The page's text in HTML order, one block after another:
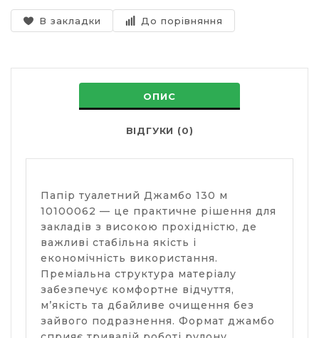
В закладки До порівняння
ОПИС
ВІДГУКИ (0)
Папір туалетний Джамбо 130 м
10100062 — це практичне рішення для
закладів з високою прохідністю, де
важливі стабільна якість і
економічність використання.
Преміальна структура матеріалу
забезпечує комфортне відчуття,
м’якість та дбайливе очищення без
зайвого подразнення. Формат джамбо